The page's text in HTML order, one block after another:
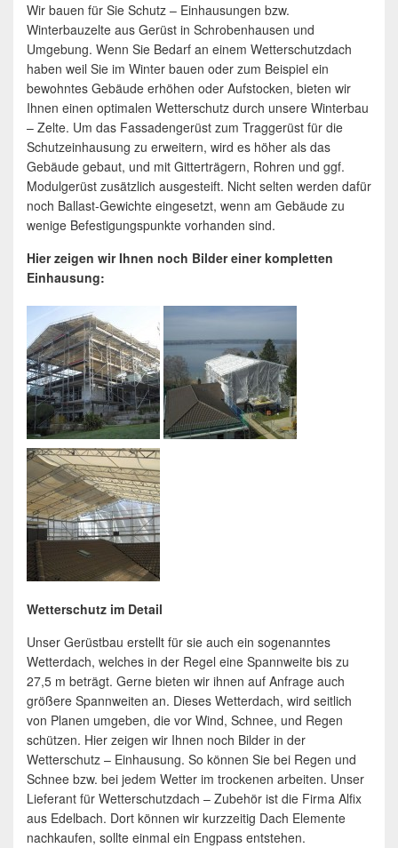
Wir bauen für Sie Schutz – Einhausungen bzw.
Winterbauzelte aus Gerüst in Schrobenhausen und
Umgebung. Wenn Sie Bedarf an einem Wetterschutzdach
haben weil Sie im Winter bauen oder zum Beispiel ein
bewohntes Gebäude erhöhen oder Aufstocken, bieten wir
Ihnen einen optimalen Wetterschutz durch unsere Winterbau
– Zelte. Um das Fassadengerüst zum Traggerüst für die
Schutzeinhausung zu erweitern, wird es höher als das
Gebäude gebaut, und mit Gitterträgern, Rohren und ggf.
Modulgerüst zusätzlich ausgesteift. Nicht selten werden dafür
noch Ballast-Gewichte eingesetzt, wenn am Gebäude zu
wenige Befestigungspunkte vorhanden sind.
Hier zeigen wir Ihnen noch Bilder einer kompletten
Einhausung:
Wetterschutz im Detail
Unser Gerüstbau erstellt für sie auch ein sogenanntes
Wetterdach, welches in der Regel eine Spannweite bis zu
27,5 m beträgt. Gerne bieten wir ihnen auf Anfrage auch
größere Spannweiten an. Dieses Wetterdach, wird seitlich
von Planen umgeben, die vor Wind, Schnee, und Regen
schützen. Hier zeigen wir Ihnen noch Bilder in der
Wetterschutz – Einhausung. So können Sie bei Regen und
Schnee bzw. bei jedem Wetter im trockenen arbeiten. Unser
Lieferant für Wetterschutzdach – Zubehör ist die Firma Alfix
aus Edelbach. Dort können wir kurzzeitig Dach Elemente
nachkaufen, sollte einmal ein Engpass entstehen.